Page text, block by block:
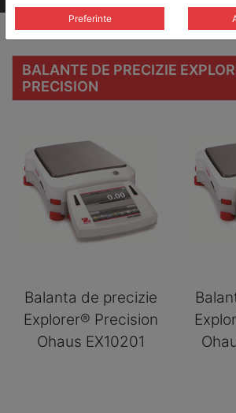
Balante de precizie / Balante de precizie
BALANTE DE PRECIZIE
PRECISION
Balanta de precizie
Explorer® Precision
Ohaus EX10201
Preferinte